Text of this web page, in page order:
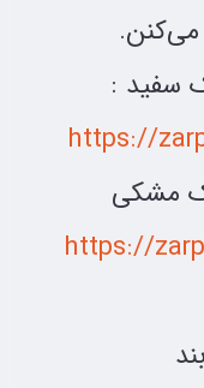
می‌کنن.
سفید :
https://
مشکی
https://